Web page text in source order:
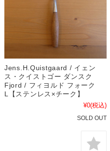
Jens.H.Quistgaard / イェン
ス・クイストゴー ダンスク
Fjord / フィヨルド フォーク
L【ステンレス×チーク】
¥0(税込)
SOLD OUT